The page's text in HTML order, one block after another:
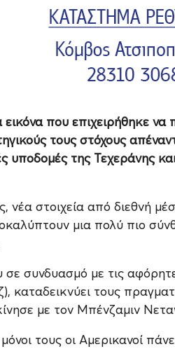
εικόνα που επιχειρήθηκε
τους στόχους
υποδομές της Τεχεράνης
στοιχεία από διεθνή
μια πολύ πιο
συνδυασμό με τις
καταδεικνύει τους
με τον Μπένζαμιν
τους οι Αμερικανοί